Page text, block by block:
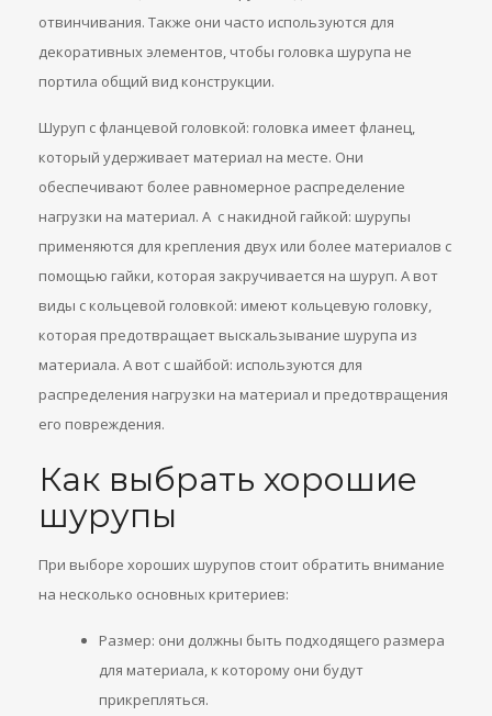
отвинчивания. Также они часто используются для
декоративных элементов, чтобы головка шурупа не
портила общий вид конструкции.
Шуруп с фланцевой головкой: головка имеет фланец,
который удерживает материал на месте. Они
обеспечивают более равномерное распределение
нагрузки на материал. А с накидной гайкой: шурупы
применяются для крепления двух или более материалов с
помощью гайки, которая закручивается на шуруп. А вот
виды с кольцевой головкой: имеют кольцевую головку,
которая предотвращает выскальзывание шурупа из
материала. А вот с шайбой: используются для
распределения нагрузки на материал и предотвращения
его повреждения.
Как выбрать хорошие
шурупы
При выборе хороших шурупов стоит обратить внимание
на несколько основных критериев:
Размер: они должны быть подходящего размера
для материала, к которому они будут
прикрепляться.